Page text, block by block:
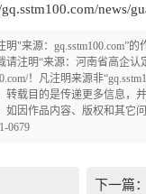
news/
"来源：gq.sstm100.com”的
请注明“来源：河南省高企认
！凡注明来源非
转载目的是传递更多信息，
如因作品内容、版权和其它
0679
下一篇：